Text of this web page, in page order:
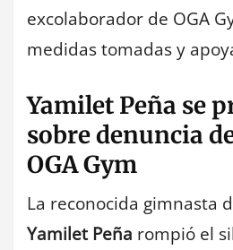
excolaborador de OGA
medidas tomadas y
Yamilet Peña se
sobre denuncia
OGA Gym
La reconocida gimnasta
Yamilet Peña rompió el